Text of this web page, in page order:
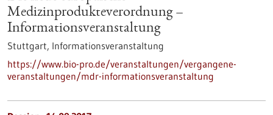
Medizinprodukteverordnung –
Informationsveranstaltung
Stuttgart, Informationsveranstaltung
https://www.bio-pro.de/veranstaltungen/vergangene-
veranstaltungen/mdr-informationsveranstaltung